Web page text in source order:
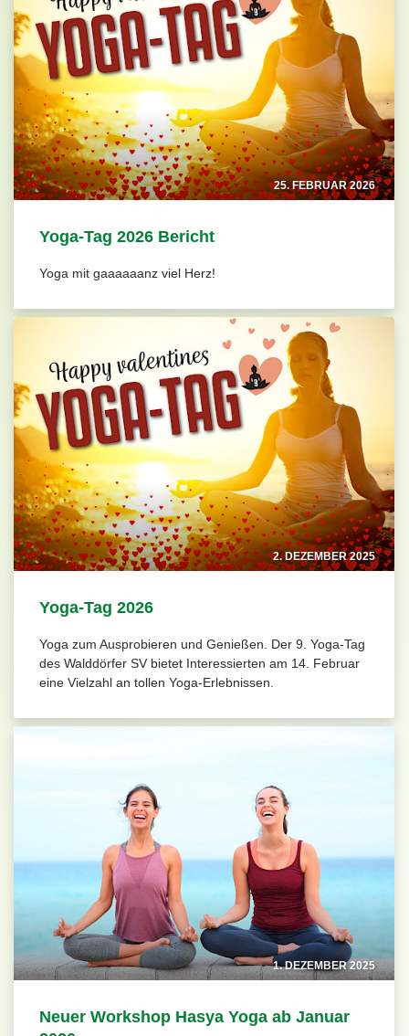
25. FEBRUAR 2026
Yoga-Tag 2026 Bericht
Yoga mit gaaaaaanz viel Herz!
2. DEZEMBER 2025
Yoga-Tag 2026
Yoga zum Ausprobieren und Genießen. Der 9. Yoga-Tag
des Walddörfer SV bietet Interessierten am 14. Februar
eine Vielzahl an tollen Yoga-Erlebnissen.
1. DEZEMBER 2025
Neuer Workshop Hasya Yoga ab Januar